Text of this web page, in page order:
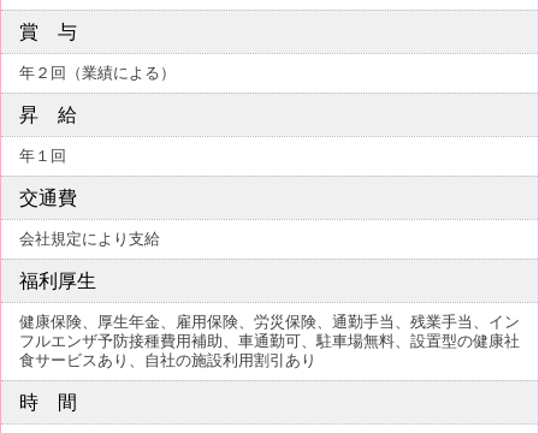
賞 与
年２回（業績による）
昇 給
年１回
交通費
会社規定により支給
福利厚生
健康保険、厚生年金、雇用保険、労災保険、通勤手当、残業手当、イン
フルエンザ予防接種費用補助、車通勤可、駐車場無料、設置型の健康社
食サービスあり、自社の施設利用割引あり
時 間